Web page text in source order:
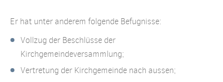
Er hat unter anderem folgende Befugnisse:
Vollzug der Beschlüsse der
Kirchgemeindeversammlung;
Vertretung der Kirchgemeinde nach aussen;